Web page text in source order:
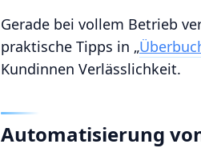
Gerade bei vollem Betrieb
praktische Tipps in „
Kundinnen Verlässlichkeit.
Automatisierung